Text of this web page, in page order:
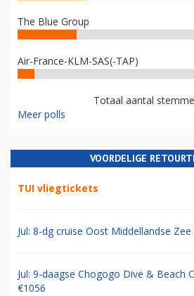
The Blue Group
Air-France-KLM-SAS(-TAP)
Totaal aantal
Meer polls
VOORDELIGE
TUI vliegtickets
Jul: 8-dg cruise Oost Middellandse Zee
Jul: 9-daagse Chogogo Dive & Beach
€1056